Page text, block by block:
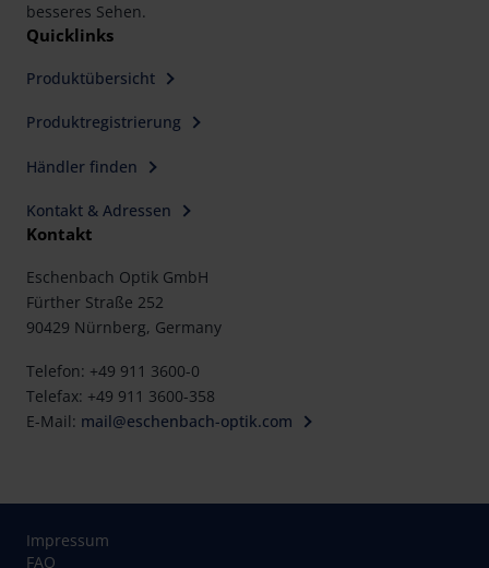
besseres Sehen.
Quicklinks
Produktübersicht
Produktregistrierung
Händler finden
Kontakt & Adressen
Kontakt
Eschenbach Optik GmbH
Fürther Straße 252
90429 Nürnberg, Germany
Telefon: +49 911 3600-0
Telefax: +49 911 3600-358
E-Mail: mail@eschenbach-optik.com
Impressum
FAQ